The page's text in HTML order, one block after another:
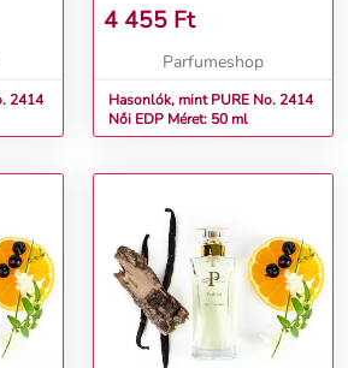
2414
4 455 Ft
Parfumeshop
Hasonlók, mint PURE No. 2414
Női EDP Méret: 50 ml